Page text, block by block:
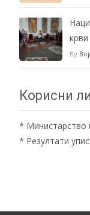
крви
By
Корисни
* Министарство
* Резултати